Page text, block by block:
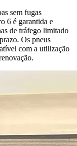
sem fugas
6 é garantida e
de tráfego limitado
Os pneus
com a utilização